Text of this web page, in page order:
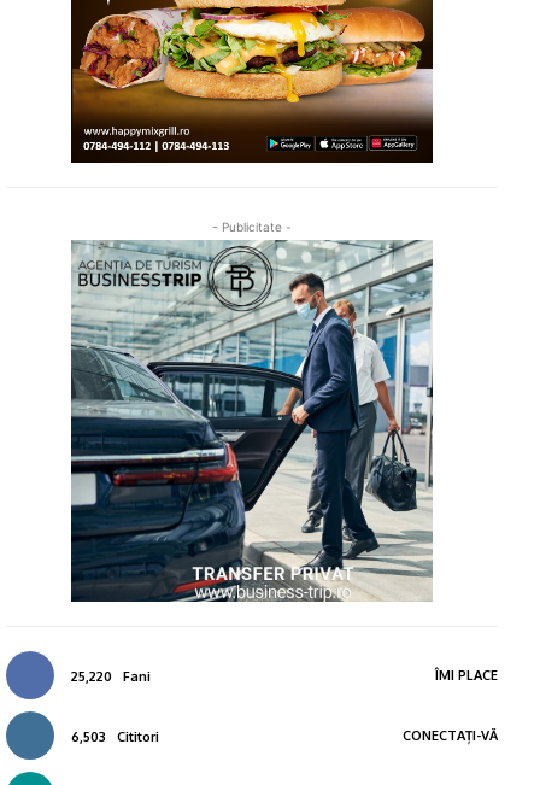
- Publicitate -
25,220 Fani ÎMI PLACE
6,503 Cititori CONECTAȚI-VĂ